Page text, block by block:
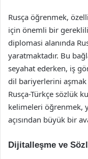
Rusça öğrenmek,
için önemli bir
diplomasi alanında
yaratmaktadır. Bu
seyahat ederken, iş
dil bariyerlerini
Rusça-Türkçe sözlük
kelimeleri öğrenmek,
açısından büyük bir
Dijitalleşme ve